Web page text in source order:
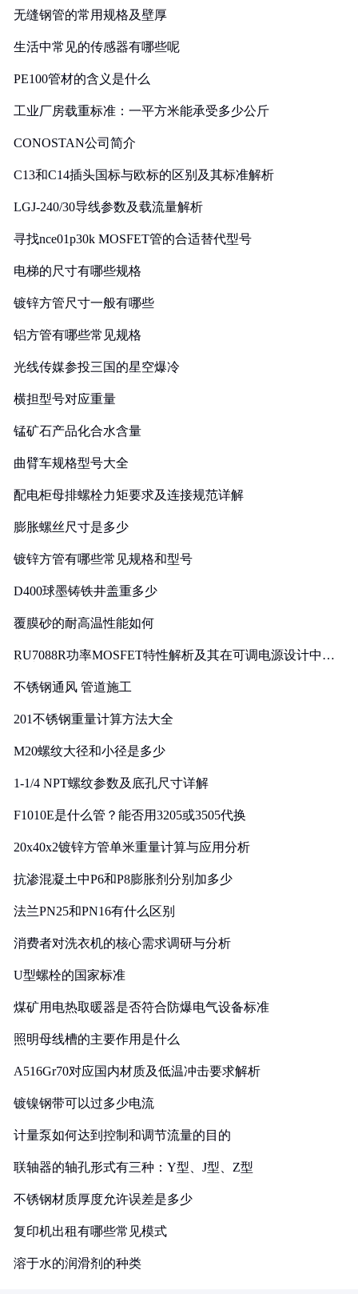
无缝钢管的常用规格及壁厚
生活中常见的传感器有哪些呢
PE100管材的含义是什么
工业厂房载重标准：一平方米能承受多少公斤
CONOSTAN公司简介
C13和C14插头国标与欧标的区别及其标准解析
LGJ-240/30导线参数及载流量解析
寻找nce01p30k MOSFET管的合适替代型号
电梯的尺寸有哪些规格
镀锌方管尺寸一般有哪些
铝方管有哪些常见规格
光线传媒参投三国的星空爆冷
横担型号对应重量
锰矿石产品化合水含量
曲臂车规格型号大全
配电柜母排螺栓力矩要求及连接规范详解
膨胀螺丝尺寸是多少
镀锌方管有哪些常见规格和型号
D400球墨铸铁井盖重多少
覆膜砂的耐高温性能如何
RU7088R功率MOSFET特性解析及其在可调电源设计中的
不锈钢通风 管道施工
201不锈钢重量计算方法大全
M20螺纹大径和小径是多少
1-1/4 NPT螺纹参数及底孔尺寸详解
F1010E是什么管？能否用3205或3505代换
20x40x2镀锌方管单米重量计算与应用分析
抗渗混凝土中P6和P8膨胀剂分别加多少
法兰PN25和PN16有什么区别
消费者对洗衣机的核心需求调研与分析
U型螺栓的国家标准
煤矿用电热取暖器是否符合防爆电气设备标准
照明母线槽的主要作用是什么
A516Gr70对应国内材质及低温冲击要求解析
镀镍钢带可以过多少电流
计量泵如何达到控制和调节流量的目的
联轴器的轴孔形式有三种：Y型、J型、Z型
不锈钢材质厚度允许误差是多少
复印机出租有哪些常见模式
溶于水的润滑剂的种类